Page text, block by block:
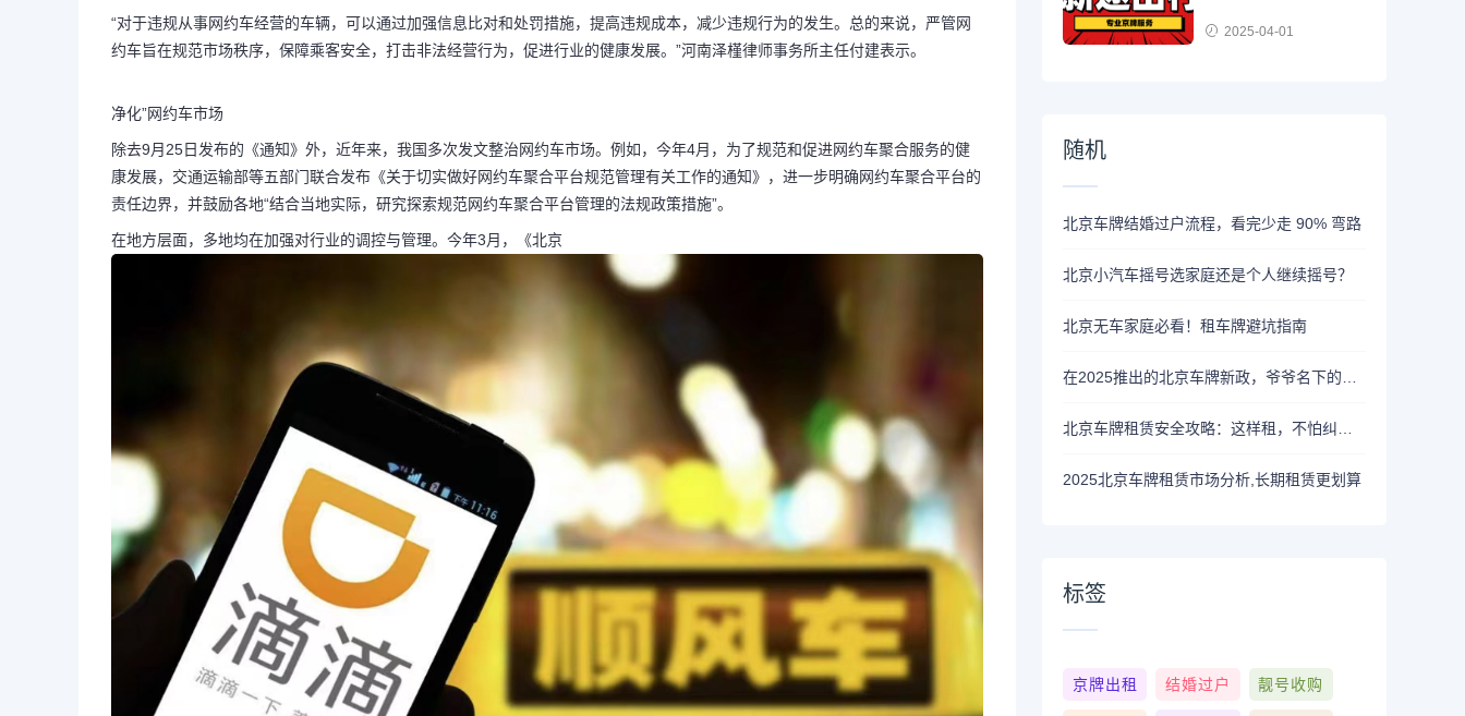
“对于违规从事网约车经营的车辆，可以通过加强信息比对和处罚措施，提高违规成本，减少违规行为的发生。总的来说，严管网
约车旨在规范市场秩序，保障乘客安全，打击非法经营行为，促进行业的健康发展。”河南泽槿律师事务所主任付建表示。
净化”网约车市场
除去9月25日发布的《通知》外，近年来，我国多次发文整治网约车市场。例如，今年4月，为了规范和促进网约车聚合服务的健
康发展，交通运输部等五部门联合发布《关于切实做好网约车聚合平台规范管理有关工作的通知》，进一步明确网约车聚合平台的
责任边界，并鼓励各地“结合当地实际，研究探索规范网约车聚合平台管理的法规政策措施”。
在地方层面，多地均在加强对行业的调控与管理。今年3月，《北京
2025-04-01
随机
北京车牌结婚过户流程，看完少走 90% 弯路
北京小汽车摇号选家庭还是个人继续摇号？
北京无车家庭必看！租车牌避坑指南
2025北京车牌租赁市场分析,长期租赁更划算
标签
京牌出租 结婚过户 靓号收购